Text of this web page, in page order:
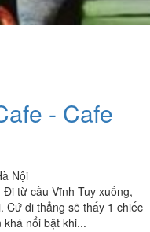
- Cafe
Nội
Đi từ cầu Vĩnh Tuy xuống,
Cứ đi thẳng sẽ thấy 1 chiếc
nổi bật khi...